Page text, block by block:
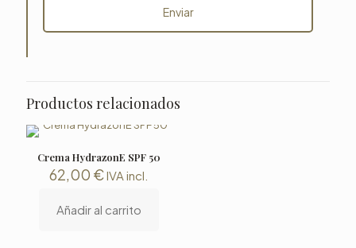
Productos relacionados
Crema HydrazonE SPF 50
62,00 €IVA incl.
Añadir al carrito